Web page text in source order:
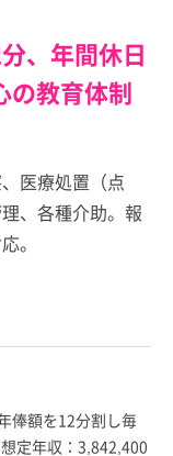
、年間休日
の教育体制
医療処置（点
、各種介助。報
。
俸額を12分割し毎
定年収：3,842,400